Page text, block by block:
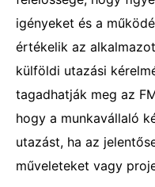
igényeket és a
értékelik az
külföldi utazási
tagadhatják meg az
hogy a munkavállaló
utazást, ha az
műveleteket vagy